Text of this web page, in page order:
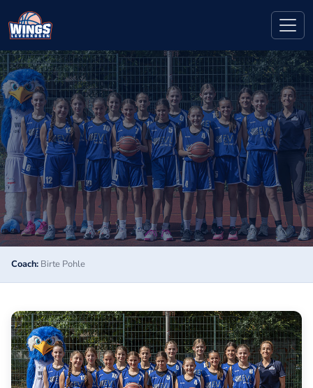
Home › Teams › U14 2. Regionalliga
U14 2. REGIONALLIGA
Coach: Birte Pohle